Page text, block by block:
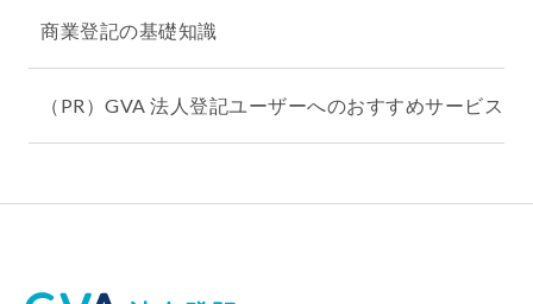
商業登記の基礎知識
（PR）GVA 法人登記ユーザーへのおすすめサービス